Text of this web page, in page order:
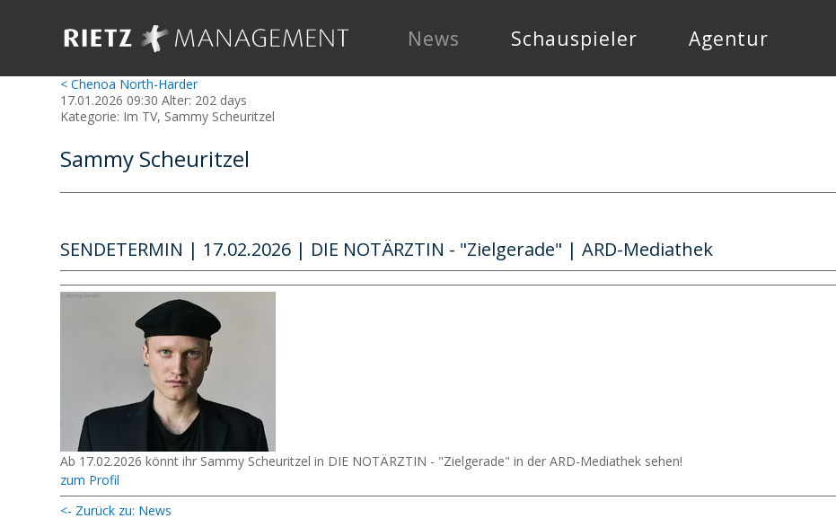
News Schauspieler Agentur
< Chenoa North-Harder
17.01.2026 09:30 Alter: 202 days
Kategorie: Im TV, Sammy Scheuritzel
Sammy Scheuritzel
SENDETERMIN | 17.02.2026 | DIE NOTÄRZTIN - "Zielgerade" | ARD-Mediathek
Ab 17.02.2026 könnt ihr Sammy Scheuritzel in DIE NOTÄRZTIN - "Zielgerade" in der ARD-Mediathek sehen!
zum Profil
<- Zurück zu: News